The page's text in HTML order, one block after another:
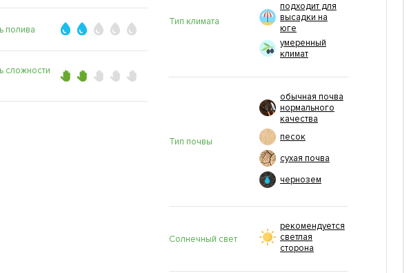
полива
сложности
Тип климата
подходит для
высадки на
юге
умеренный
климат
Тип почвы
обычная почва
нормального
качества
песок
сухая почва
чернозем
Солнечный свет
рекомендуется
светлая
сторона